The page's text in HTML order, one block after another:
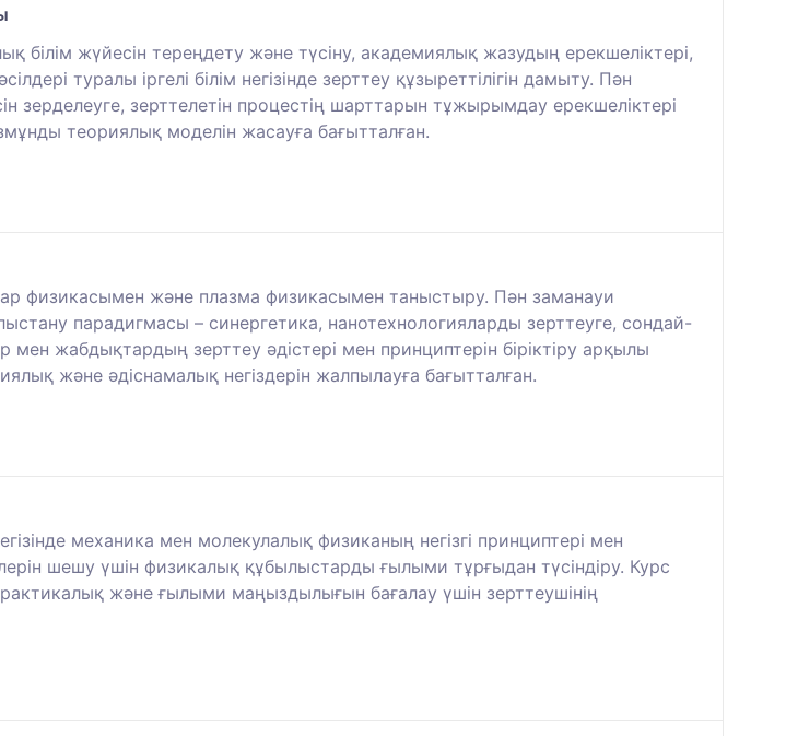
білім жүйесін тереңдету және түсіну, академиялық жазудың ерекшеліктері,
туралы іргелі білім негізінде зерттеу құзыреттілігін дамыту. Пән
зерттелетін процестің шарттарын тұжырымдау ерекшеліктері
теориялық моделін жасауға бағытталған.
физикасымен және плазма физикасымен таныстыру. Пән заманауи
парадигмасы – синергетика, нанотехнологияларды зерттеуге, сондай-
жабдықтардың зерттеу әдістері мен принциптерін біріктіру арқылы
және әдіснамалық негіздерін жалпылауға бағытталған.
механика мен молекулалық физиканың негізгі принциптері мен
шешу үшін физикалық құбылыстарды ғылыми тұрғыдан түсіндіру. Курс
және ғылыми маңыздылығын бағалау үшін зерттеушінің